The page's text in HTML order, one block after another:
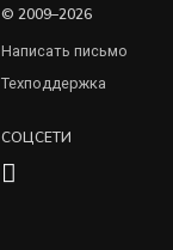
© 2009–2026
Написать письмо
Техподдержка
СОЦСЕТИ